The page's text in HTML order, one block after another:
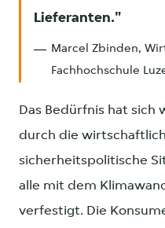
Lieferanten.
Marcel Zbinden,
Fachhochschule
Das Bedürfnis hat sich
durch die
sicherheitspolitische
alle mit dem
verfestigt. Die